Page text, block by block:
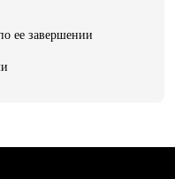
ее завершении